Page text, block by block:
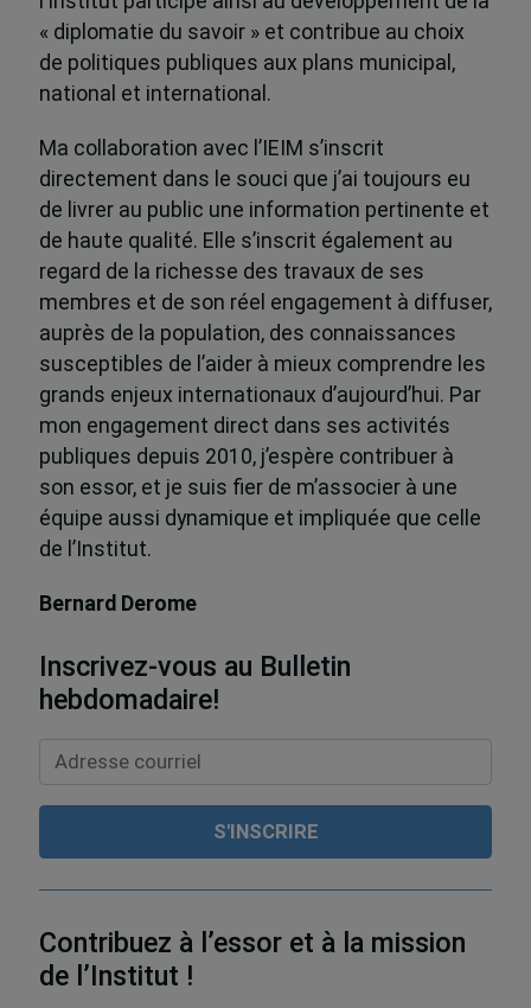
« diplomatie du savoir » et contribue au choix
de politiques publiques aux plans municipal,
national et international.
Ma collaboration avec l’IEIM s’inscrit
directement dans le souci que j’ai toujours eu
de livrer au public une information pertinente et
de haute qualité. Elle s’inscrit également au
regard de la richesse des travaux de ses
membres et de son réel engagement à diffuser,
auprès de la population, des connaissances
susceptibles de l’aider à mieux comprendre les
grands enjeux internationaux d’aujourd’hui. Par
mon engagement direct dans ses activités
publiques depuis 2010, j’espère contribuer à
son essor, et je suis fier de m’associer à une
équipe aussi dynamique et impliquée que celle
de l’Institut.
Bernard Derome
Inscrivez-vous au Bulletin
hebdomadaire!
Contribuez à l’essor et à la mission
de l’Institut !